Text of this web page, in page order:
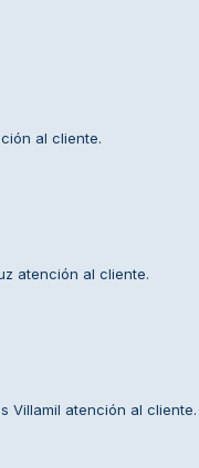
al cliente.
atención al cliente.
Villamil atención al cliente.